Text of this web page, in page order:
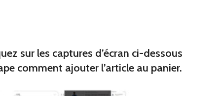
juniorsur les captures d’écran ci-dessous
comment ajouter l’article au panier.